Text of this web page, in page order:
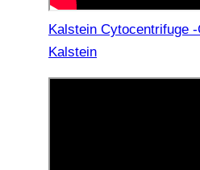
Kalstein Cytocentrifuge -
Kalstein